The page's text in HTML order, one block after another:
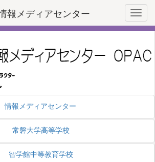
メディアセンター
情報メディアセンター
常磐大学高等学校
智学館中等教育学校